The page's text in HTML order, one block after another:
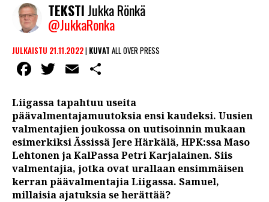
TEKSTIJukka Rönkä
@JukkaRonka
JULKAISTU 21.11.2022| KUVAT ALL OVER PRESS
Facebook
Twitter
Email
Liigassa tapahtuu useita
päävalmentajamuutoksia ensi kaudeksi. Uusien
valmentajien joukossa on uutisoinnin mukaan
esimerkiksi Ässissä Jere Härkälä, HPK:ssa Maso
Lehtonen ja KalPassa Petri Karjalainen. Siis
valmentajia, jotka ovat urallaan ensimmäisen
kerran päävalmentajia Liigassa. Samuel,
millaisia ajatuksia se herättää?